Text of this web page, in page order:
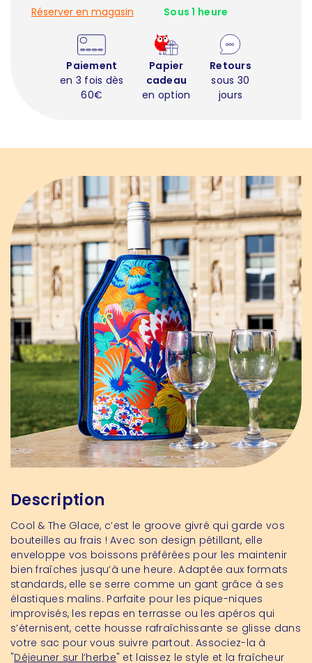
Réserver en magasin
Sous 1 heure
Paiement
en 3 fois dès
60€
Papier
cadeau
en option
Retours
sous 30
jours
Description
Cool & The Glace, c’est le groove givré qui garde vos
bouteilles au frais ! Avec son design pétillant, elle
enveloppe vos boissons préférées pour les maintenir
bien fraîches jusqu’à une heure. Adaptée aux formats
standards, elle se serre comme un gant grâce à ses
élastiques malins. Parfaite pour les pique-niques
improvisés, les repas en terrasse ou les apéros qui
s’éternisent, cette housse rafraîchissante se glisse dans
votre sac pour vous suivre partout. Associez-la à
"Déjeuner sur l’herbe" et laissez le style et la fraîcheur